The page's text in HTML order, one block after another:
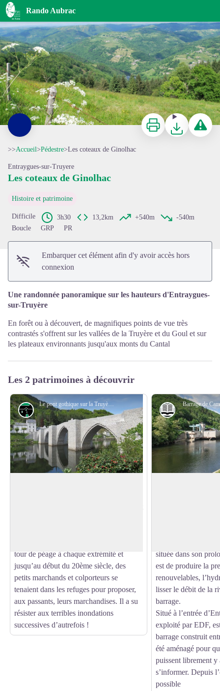
Rando Aubrac
Les coteaux de Ginolhac
Point de vue depuis le plateau de Ginolhac - ® 3CLT
ImprimerTéléchargerSignaler
>>Accueil>Pédestre>Les coteaux de Ginolhac
Entraygues-sur-Truyere
Les coteaux de Ginolhac
Histoire et patrimoine
Difficile 3h30 13,2km +540m
-540m
Boucle
GRP PR
Embarquer cet élément afin d'y avoir accès hors
connexion
Une randonnée panoramique sur les hauteurs d'Entraygues-
sur-Truyère
En forêt ou à découvert, de magnifiques points de vue très
contrastés s'offrent sur les vallées de la Truyère et du Goul et sur
les plateaux environnants jusqu'aux monts du Cantal
Les 2 patrimoines à découvrir
Le pont gothique sur la Truyère - Comtal, Lot, Truyère
Architecture
tour de péage à chaque extrémité et
jusqu’au début du 20ème siècle, des
petits marchands et colporteurs se
tenaient dans les refuges pour proposer,
aux passants, leurs marchandises. Il a su
résister aux terribles inondations
successives d’autrefois !
Barrage de
Histoire et
située dans son
est de produire la
renouvelables,
lisser le débit de la
barrage.
Situé à l’entrée
exploité par EDF,
barrage construit
été aménagé pour
puissent librement y
s’informer. Depuis
possible